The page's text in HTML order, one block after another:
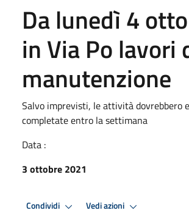
Da lunedì 4
in Via Po lavori
manutenzione
Salvo imprevisti, le attività dovrebbero
completate entro la settimana
Data :
3 ottobre 2021
Condividi Vedi azioni